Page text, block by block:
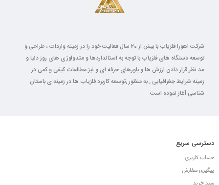
شرکت اهورا فلزیاب با بیش از 20 سال فعالیت خود را در زمینه واردات ، طراحی و
توسعه دستگاه های فلزیاب با توجه به استانداردها و متدولوژی های روز دنیا و
مد نظر قرار دادن ارزش ها و باورهای حرفه ای و نیز مطالعات کیفی و کمی در
زمینه شرایط جغرافیایی , به منظور ,توسعه کاربرد فلزیاب ها در زمینه ی باستان
شناسی آغاز نموده است.
دسترسی سریع
حساب کاربری
پیگیری سفارش
سبد خرید